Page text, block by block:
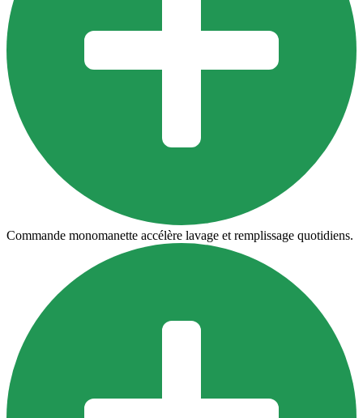
Commande monomanette accélère lavage et remplissage quotidiens.